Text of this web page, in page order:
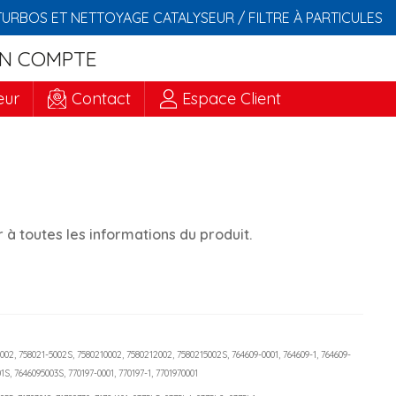
ET NETTOYAGE CATALYSEUR / FILTRE À PARTICULES
COMPTE
Contact Espace Client
toutes les informations du produit.
758021-5002S, 7580210002, 7580212002, 7580215002S, 764609-0001, 764609-1, 764609-
7646095003S, 770197-0001, 770197-1, 7701970001